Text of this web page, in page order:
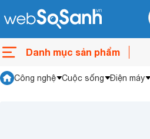
Danh mục sản phẩm
Công nghệ Cuộc sống Điện máy